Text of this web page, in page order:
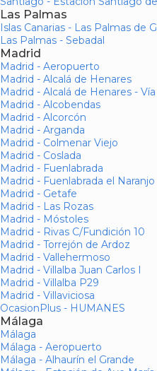
Las Palmas
Islas Canarias - Las Palmas de
Las Palmas - Sebadal
Madrid
Madrid - Aeropuerto
Madrid - Alcalá de Henares
Madrid - Alcalá de Henares -
Madrid - Alcobendas
Madrid - Alcorcón
Madrid - Arganda
Madrid - Colmenar Viejo
Madrid - Coslada
Madrid - Fuenlabrada
Madrid - Fuenlabrada el Naranjo
Madrid - Getafe
Madrid - Las Rozas
Madrid - Móstoles
Madrid - Rivas C/Fundición 10
Madrid - Torrejón de Ardoz
Madrid - Vallehermoso
Madrid - Villalba Juan Carlos I
Madrid - Villalba P29
Madrid - Villaviciosa
OcasionPlus - HUMANES
Málaga
Málaga
Málaga - Aeropuerto
Málaga - Alhaurín el Grande